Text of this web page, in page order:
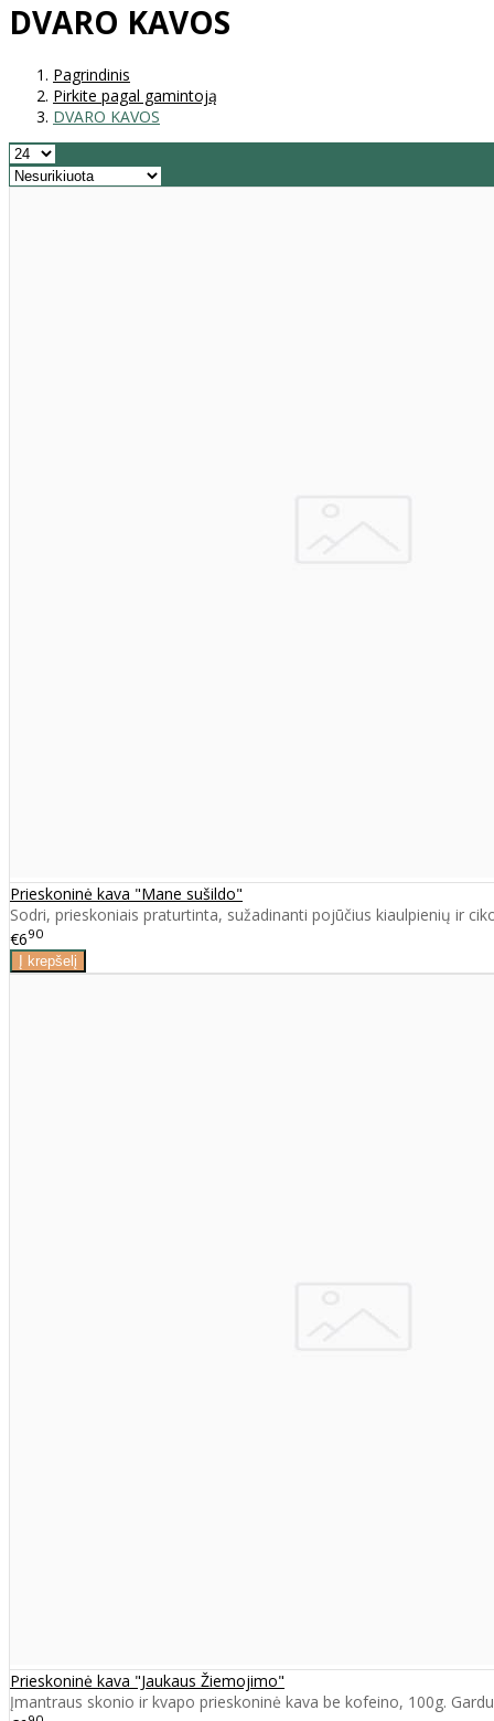
DVARO KAVOS
Pagrindinis
Pirkite pagal gamintoją
DVARO KAVOS
Prieskoninė kava "Mane sušildo"
Sodri, prieskoniais praturtinta, sužadinanti pojūčius kiaulpienių ir
€690
Prieskoninė kava "Jaukaus Žiemojimo"
Įmantraus skonio ir kvapo prieskoninė kava be kofeino, 100g.